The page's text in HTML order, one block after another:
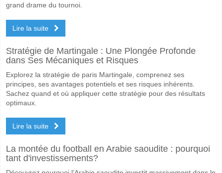
grand drame du tournoi.
Lire la suite
Stratégie de Martingale : Une Plongée Profonde
dans Ses Mécaniques et Risques
Explorez la stratégie de paris Martingale, comprenez ses
principes, ses avantages potentiels et ses risques inhérents.
Sachez quand et où appliquer cette stratégie pour des résultats
optimaux.
Lire la suite
La montée du football en Arabie saoudite : pourquoi
tant d'investissements?